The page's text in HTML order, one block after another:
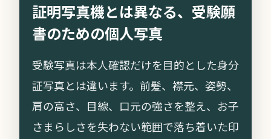
証明写真機とは異なる、受験願
書のための個人写真
受験写真は本人確認だけを目的とした身分
証写真とは違います。前髪、襟元、姿勢、
肩の高さ、目線、口元の強さを整え、お子
さまらしさを失わない範囲で落ち着いた印